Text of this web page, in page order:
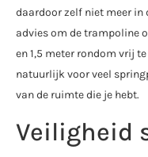
daardoor zelf niet meer in
advies om de trampoline
en 1,5 meter rondom vrij
natuurlijk voor veel
van de ruimte die je hebt.
Veiligheid